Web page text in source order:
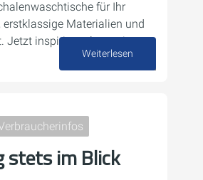
für Ihr
Materialien und
Jetzt inspirieren lassen!
Weiterlesen
stets im Blick